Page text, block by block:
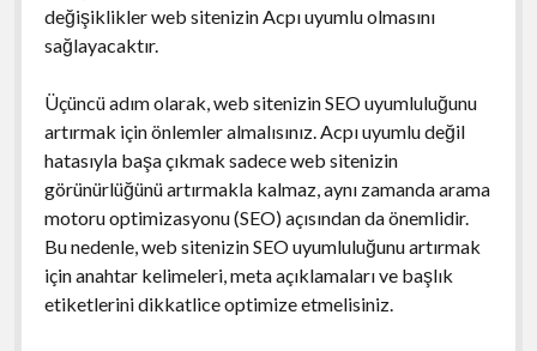
değişiklikler web sitenizin Acpı uyumlu olmasını
sağlayacaktır.
Üçüncü adım olarak, web sitenizin SEO uyumluluğunu
artırmak için önlemler almalısınız. Acpı uyumlu değil
hatasıyla başa çıkmak sadece web sitenizin
görünürlüğünü artırmakla kalmaz, aynı zamanda arama
motoru optimizasyonu (SEO) açısından da önemlidir.
Bu nedenle, web sitenizin SEO uyumluluğunu artırmak
için anahtar kelimeleri, meta açıklamaları ve başlık
etiketlerini dikkatlice optimize etmelisiniz.